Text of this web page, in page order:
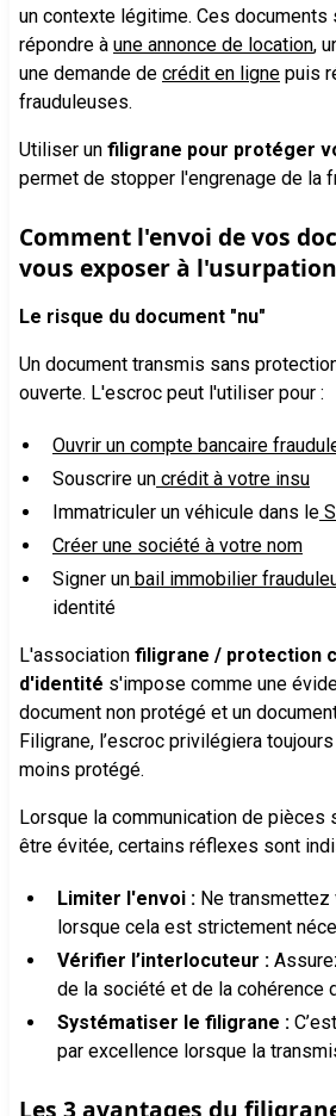
un contexte légitime. Ces documents
répondre à une annonce de location,
une demande de crédit en ligne puis
frauduleuses.
Utiliser un filigrane pour protéger
permet de stopper l'engrenage de la
Comment l'envoi de vos
vous exposer à
Le risque du document "nu"
Un document transmis sans
ouverte. L'escroc peut l'utiliser pour :
Ouvrir un compte bancaire
Souscrire un crédit à votre insu
Immatriculer un véhicule dans le
Créer une société à votre nom
Signer un bail immobilier
identité
L'association filigrane / protection
d'identité s'impose comme une
document non protégé et un
Filigrane, l’escroc privilégiera
moins protégé.
Lorsque la communication de pièces
être évitée, certains réflexes sont
Limiter l'envoi : Ne
lorsque cela est strictement
Vérifier l’interlocuteur :
de la société et de la cohérence
Systématiser le filigrane :
par excellence lorsque la
Les 3 avantages du